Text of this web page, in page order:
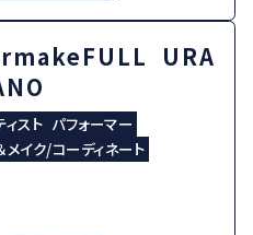
URA
ィスト パフォーマー
メイク/コーディネート